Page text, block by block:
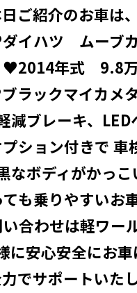
ご紹介のお車は
イハツ ムーブ
♥2014年式 9.8
ラックマイカメ
減ブレーキ、LED
ション付きで 車
なボディがかっこ
ても乗りやすいお
合わせは軽ワー
に安心安全にお
でサポートいた